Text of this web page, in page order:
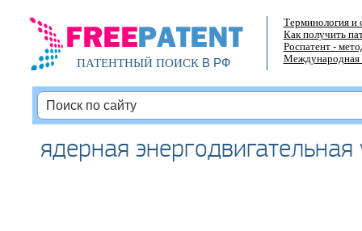
ПАТЕНТНЫЙ ПОИСКВ РФ
Терминология и
Как получить
Роспатент -
Международная
ядерная энергодвигательная